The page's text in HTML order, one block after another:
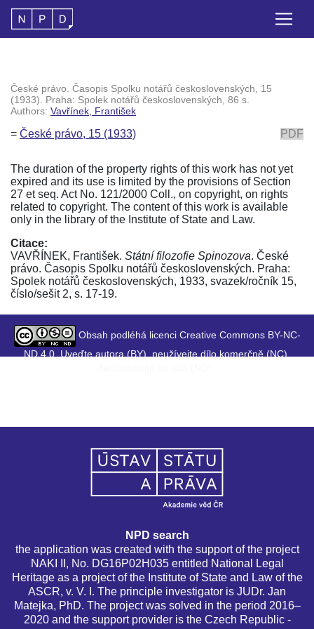
České právo. Časopis Spolku notářů československých, 15
(1933). Praha: Spolek notářů československých, 86 s.
Authors: Vavřínek, František
= České právo, 15 (1933) PDF
The duration of the property rights of this work has not yet
expired and its use is limited by the provisions of Section
27 et seq. Act No. 121/2000 Coll., on copyright, on rights
related to copyright. The content of this work is available
only in the library of the Institute of State and Law.
Citace:
VAVŘÍNEK, František. Státní filozofie Spinozova. České
právo. Časopis Spolku notářů československých. Praha:
Spolek notářů československých, 1933, svazek/ročník 15,
číslo/sešit 2, s. 17-19.
Obsah podléhá licenci Creative Commons BY-NC-
ND 4.0. Uveďte autora (BY), neužívejte dílo komerčně (NC),
NPD search
the application was created with the support of the project
NAKI II, No. DG16P02H035 entitled National Legal
Heritage as a project of the Institute of State and Law of the
ASCR, v. V. I. The principle investigator is JUDr. Jan
Matejka, PhD. The project was solved in the period 2016–
2020 and the support provider is the Czech Republic -